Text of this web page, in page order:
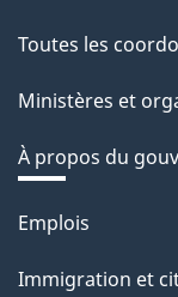
d
e
l
a
p
r
e
é
r
o
de
ce
site
Toutes les
Ministères et
À propos du
Thèmes
Emplois
Immigration et